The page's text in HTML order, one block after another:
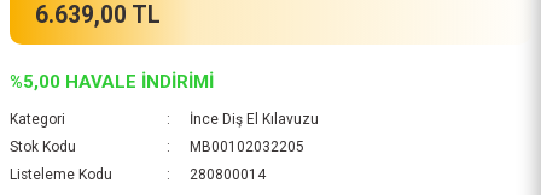
6.639,00 TL
%5,00 HAVALE İNDİRİMİ
Kategori
İnce Diş El Kılavuzu
Stok Kodu
MB00102032205
Listeleme Kodu
280800014